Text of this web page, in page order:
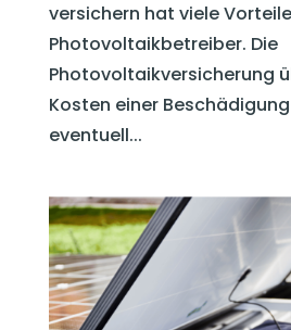
versichern hat viele
Photovoltaikbetreiber. Die
Photovoltaikversicherung
Kosten einer
eventuell...